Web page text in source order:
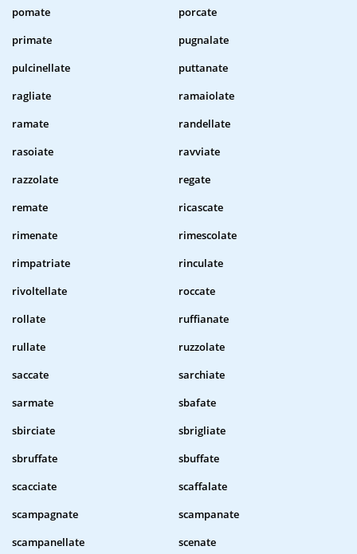
pomate
porcate
primate
pugnalate
pulcinellate
puttanate
ragliate
ramaiolate
ramate
randellate
rasoiate
ravviate
razzolate
regate
remate
ricascate
rimenate
rimescolate
rimpatriate
rinculate
rivoltellate
roccate
rollate
ruffianate
rullate
ruzzolate
saccate
sarchiate
sarmate
sbafate
sbirciate
sbrigliate
sbruffate
sbuffate
scacciate
scaffalate
scampagnate
scampanate
scampanellate
scenate